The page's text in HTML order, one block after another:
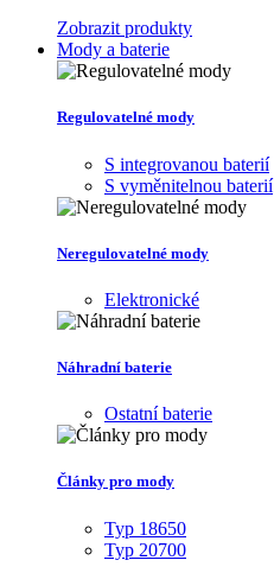
Zobrazit produkty
Mody a baterie
Regulovatelné mody
S integrovanou baterií
S vyměnitelnou baterií
Neregulovatelné mody
Elektronické
Náhradní baterie
Ostatní baterie
Články pro mody
Typ 18650
Typ 20700